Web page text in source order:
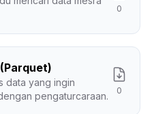
0
data yang ingin
pengaturcaraan.
0